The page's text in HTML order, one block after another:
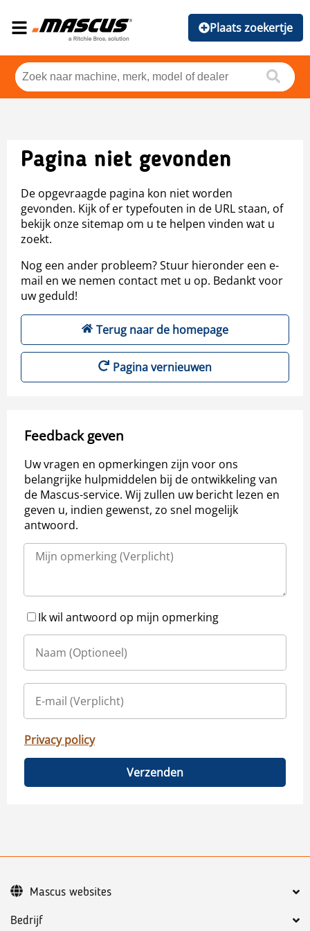
Plaats zoekertje
Pagina niet gevonden
De opgevraagde pagina kon niet worden
gevonden. Kijk of er typefouten in de URL staan, of
bekijk onze sitemap om u te helpen vinden wat u
zoekt.
Nog een ander probleem? Stuur hieronder een e-
mail en we nemen contact met u op. Bedankt voor
uw geduld!
Terug naar de homepage
Pagina vernieuwen
Feedback geven
Uw vragen en opmerkingen zijn voor ons
belangrijke hulpmiddelen bij de ontwikkeling van
de Mascus-service. Wij zullen uw bericht lezen en
geven u, indien gewenst, zo snel mogelijk
antwoord.
Ik wil antwoord op mijn opmerking
Privacy policy
Verzenden
Bedrijf
Mascus websites